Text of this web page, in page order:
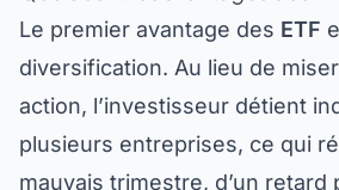
Le premier avantage des ETF
diversification. Au lieu de
action, l’investisseur détient
plusieurs entreprises, ce qui
mauvais trimestre, d’un retard